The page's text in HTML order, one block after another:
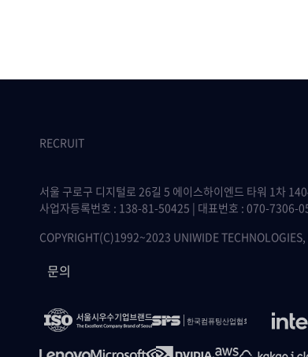
RECRUIT
서울 구로구 디지털로 26길 5 에이스하이엔드 타워 1차
사업자등록번호 : 138-81-50425 | 대표번호 : 070-7306-
COPYRIGHT(C)1992~2023 UNIWIDE TECHNOLOGIES,
문의